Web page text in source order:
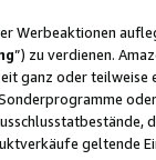
Werbeaktionen
”) zu verdienen.
ganz oder
geltende